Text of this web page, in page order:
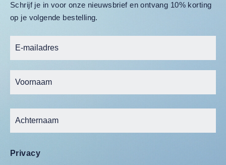
Schrijf je in voor onze nieuwsbrief en ontvang 10% korting
op je volgende bestelling.
Privacy